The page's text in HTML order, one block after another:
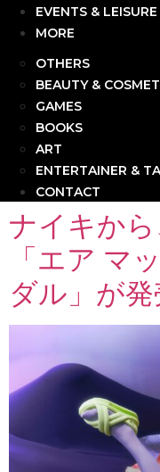
EVENTS & LEISURE
MORE
OTHERS
BEAUTY &
GAMES
BOOKS
ART
ENTERTAINER &
CONTACT
ナイキか
「エア マ
ダル」が発